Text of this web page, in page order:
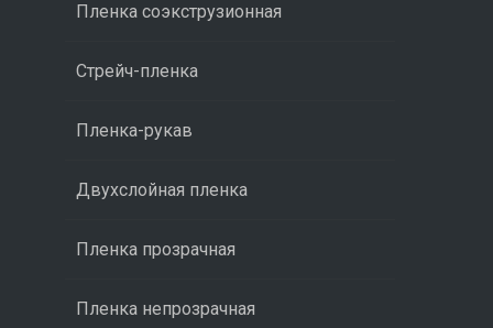
Пленка соэкструзионная
Стрейч-пленка
Пленка-рукав
Двухслойная пленка
Пленка прозрачная
Пленка непрозрачная